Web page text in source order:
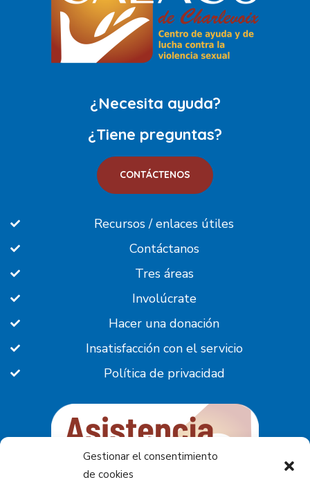
Gestionar el consentimiento
de cookies
¿Necesita ayuda?
¿Tiene preguntas?
CONTÁCTENOS
Recursos / enlaces útiles
Contáctanos
Tres áreas
Involúcrate
Hacer una donación
Insatisfacción con el servicio
Política de privacidad